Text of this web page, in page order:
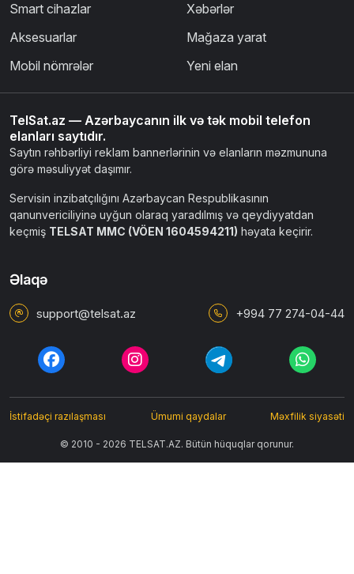
Smart cihazlar
Aksesuarlar
Mobil nömrələr
Xəbərlər
Mağaza yarat
Yeni elan
TelSat.az — Azərbaycanın ilk və tək mobil telefon
elanları saytıdır.
Saytın rəhbərliyi reklam bannerlərinin və elanların məzmununa
görə məsuliyyət daşımır.
Servisin inzibatçılığını Azərbaycan Respublikasının
qanunvericiliyinə uyğun olaraq yaradılmış və qeydiyyatdan
keçmiş TELSAT MMC (VÖEN 1604594211) həyata keçirir.
Əlaqə
support@telsat.az +994 77 274-04-44
© 2010 - 2026 TELSAT.AZ. Bütün hüquqlar qorunur.
İstifadəçi razılaşması Ümumi qaydalar Məxfilik siyasəti